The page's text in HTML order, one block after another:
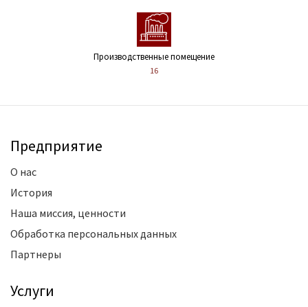
Производственные помещение
16
Предприятие
О нас
История
Наша миссия, ценности
Обработка персональных данных
Партнеры
Услуги